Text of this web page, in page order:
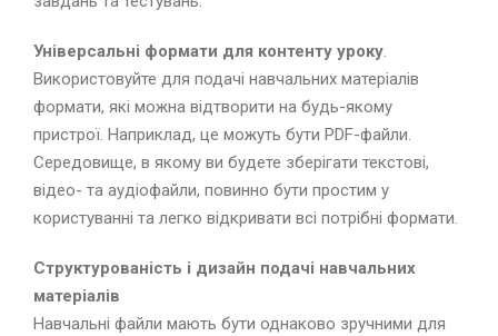
Універсальні формати для контенту уроку.
Використовуйте для подачі навчальних матеріалів
формати, які можна відтворити на будь-якому
пристрої. Наприклад, це можуть бути PDF-файли.
Середовище, в якому ви будете зберігати текстові,
відео- та аудіофайли, повинно бути простим у
користуванні та легко відкривати всі потрібні формати.
Структурованість і дизайн подачі навчальних
матеріалів
Навчальні файли мають бути однаково зручними для